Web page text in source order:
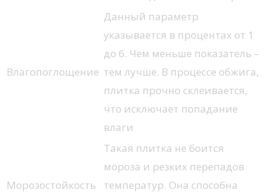
Влагопоглощение
Данный параметр
указывается в процентах от 1
до 6. Чем меньше показатель –
тем лучше. В процессе обжига,
плитка прочно склеивается,
что исключает попадание
влаги
Морозостойкость
Такая плитка не боится
мороза и резких перепадов
температур. Она способна